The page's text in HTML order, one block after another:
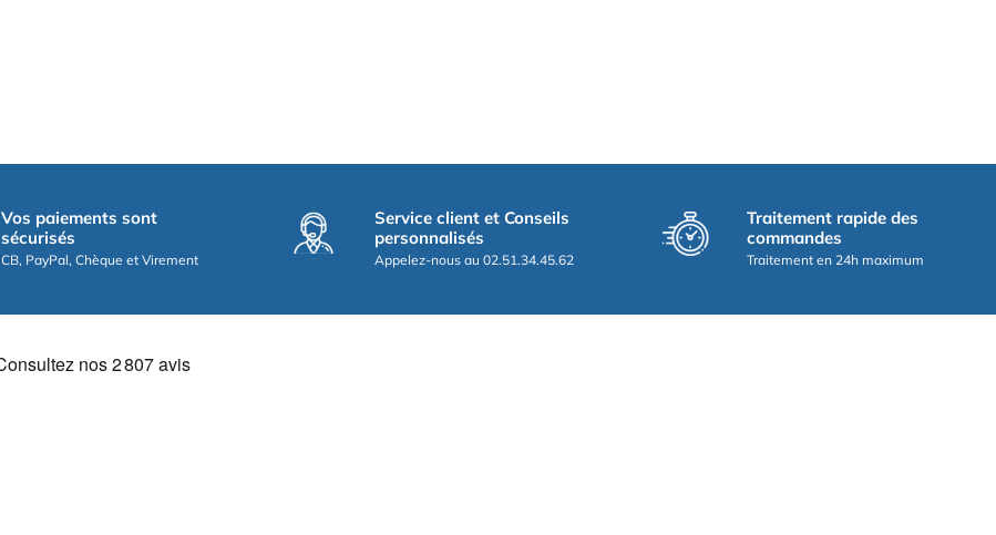
Vos paiements sont
sécurisés
CB, PayPal, Chèque et Virement
Service client et Conseils
personnalisés
Appelez-nous au 02.51.34.45.62
Traitement rapide des
commandes
Traitement en 24h maximum